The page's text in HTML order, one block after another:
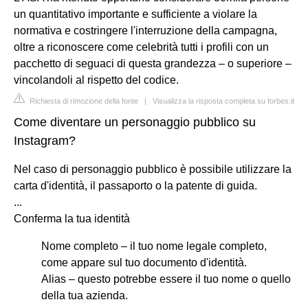
un quantitativo importante e sufficiente a violare la
normativa e costringere l'interruzione della campagna,
oltre a riconoscere come celebrità tutti i profili con un
pacchetto di seguaci di questa grandezza – o superiore –
vincolandoli al rispetto del codice.
Richiesta di rimozione della fonte | Visualizza la risposta completa su forbes.it
Come diventare un personaggio pubblico su
Instagram?
Nel caso di personaggio pubblico è possibile utilizzare la
carta d'identità, il passaporto o la patente di guida.
...
Conferma la tua identità
Nome completo – il tuo nome legale completo,
come appare sul tuo documento d'identità.
Alias – questo potrebbe essere il tuo nome o quello
della tua azienda.